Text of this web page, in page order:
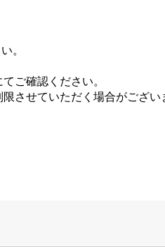
。
ご確認ください。
させていただく場合がござい